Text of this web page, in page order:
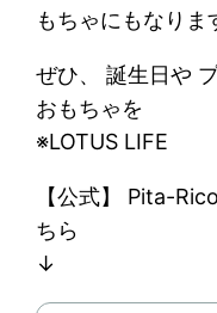
もちゃにもなり
ぜひ、 誕生日や
おもちゃを
※LOTUS LIFE
【公式】 Pita-
ちら
↓